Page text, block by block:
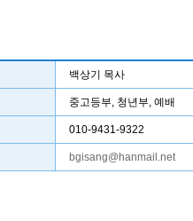
백상기 목사
중고등부, 청년부, 예배
010-9431-9322
bgisang@hanmail.net